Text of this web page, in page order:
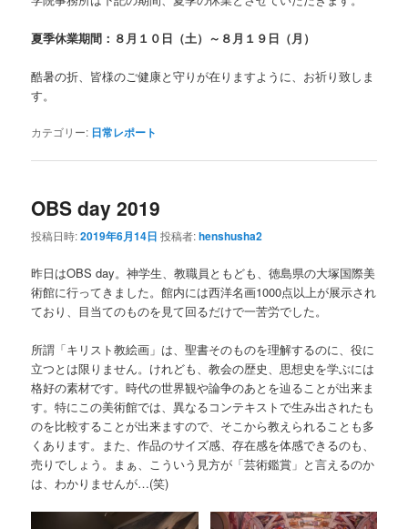
夏季休業期間：８月１０日（土）～８月１９日（月）
酷暑の折、皆様のご健康と守りが在りますように、お祈り致しま
す。
カテゴリー: 日常レポート
OBS day 2019
投稿日時:2019年6月14日 投稿者:henshusha2
昨日はOBS day。神学生、教職員ともども、徳島県の大塚国際美
術館に行ってきました。館内には西洋名画1000点以上が展示され
ており、目当てのものを見て回るだけで一苦労でした。
所謂「キリスト教絵画」は、聖書そのものを理解するのに、役に
立つとは限りません。けれども、教会の歴史、思想史を学ぶには
格好の素材です。時代の世界観や論争のあとを辿ることが出来ま
す。特にこの美術館では、異なるコンテキストで生み出されたも
のを比較することが出来ますので、そこから教えられることも多
くあります。また、作品のサイズ感、存在感を体感できるのも、
売りでしょう。まぁ、こういう見方が「芸術鑑賞」と言えるのか
は、わかりませんが…(笑)